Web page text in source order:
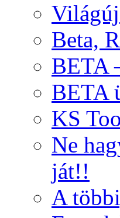
Beta,
BETA
BETA
KS
Ne
ját!!
A